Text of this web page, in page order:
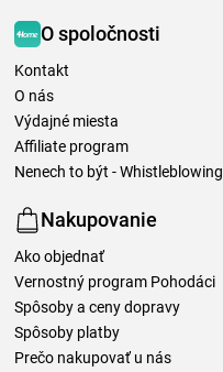
O spoločnosti
Kontakt
O nás
Výdajné miesta
Affiliate program
Nenech to být - Whistleblowing
Nakupovanie
Ako objednať
Vernostný program Pohodáci
Spôsoby a ceny dopravy
Spôsoby platby
Prečo nakupovať u nás